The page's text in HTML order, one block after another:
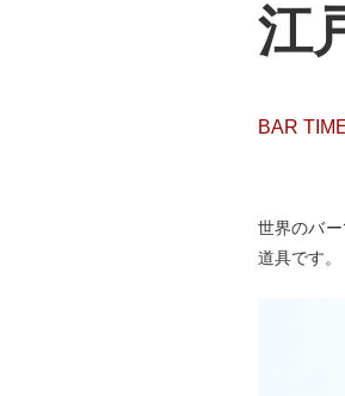
江
BAR
世界のバ
道具です。